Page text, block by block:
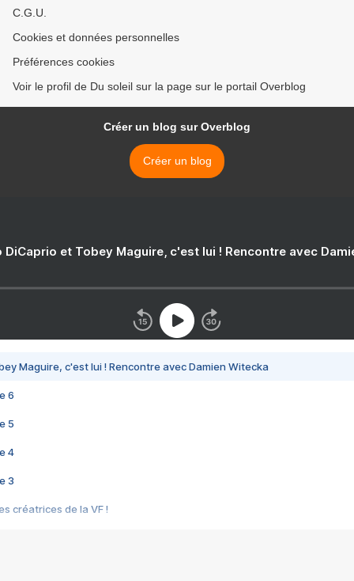
C.G.U.
Cookies et données personnelles
Préférences cookies
Voir le profil de Du soleil sur la page sur le portail Overblog
Créer un blog sur Overblog
Créer un blog
DiCaprio et Tobey Maguire, c'est lui ! Rencontre avec
Maguire, c'est lui ! Rencontre avec Damien Witecka
6
5
4
3
créatrices de la VF !